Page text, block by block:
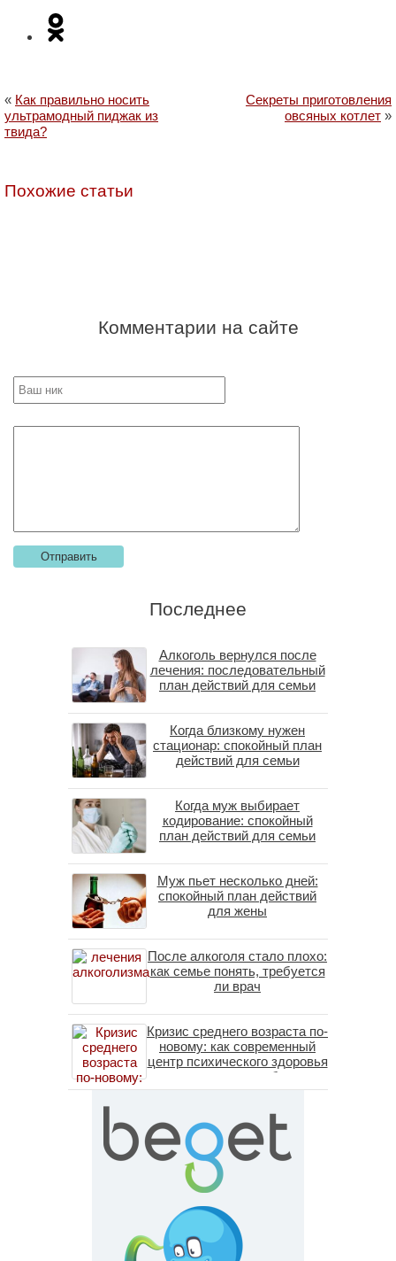
« Как правильно носить
ультрамодный пиджак из
твида?
Секреты приготовления
овсяных котлет »
Похожие статьи
Комментарии на сайте
Последнее
Алкоголь вернулся после
лечения: последовательный
план действий для семьи
Когда близкому нужен
стационар: спокойный план
действий для семьи
Когда муж выбирает
кодирование: спокойный
план действий для семьи
Муж пьет несколько дней:
спокойный план действий
для жены
После алкоголя стало плохо:
как семье понять, требуется
ли врач
Кризис среднего возраста по-
новому: как современный
центр психического здоровья
помогает пересобрать
личность без таблеток